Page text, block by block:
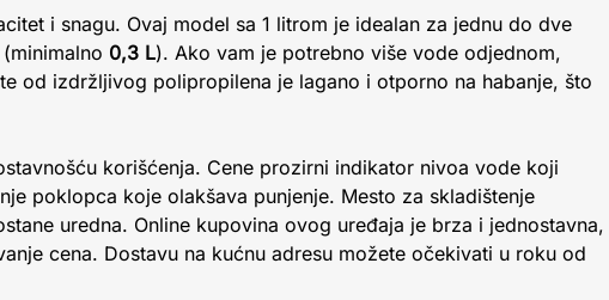
i snagu. Ovaj model sa 1 litrom je idealan za jednu do dve
0,3 L). Ako vam je potrebno više vode odjednom,
od izdržljivog polipropilena je lagano i otporno na habanje, što
korišćenja. Cene prozirni indikator nivoa vode koji
poklopca koje olakšava punjenje. Mesto za skladištenje
uredna. Online kupovina ovog uređaja je brza i jednostavna,
cena. Dostavu na kućnu adresu možete očekivati u roku od